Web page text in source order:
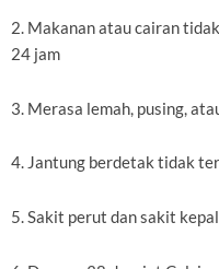
2. Makanan atau cairan
24 jam
3. Merasa lemah, pusing,
4. Jantung berdetak tidak
5. Sakit perut dan sakit